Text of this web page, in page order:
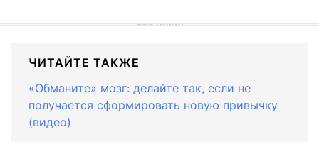
ЧИТАЙТЕ ТАКЖЕ
«Обманите» мозг: делайте так, если не
получается сформировать новую привычку
(видео)